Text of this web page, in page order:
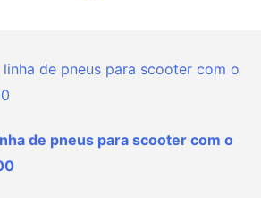
de pneus para scooter com o